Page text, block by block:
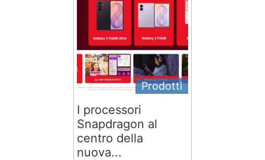
Prodotti
I processori
Snapdragon al
centro della
nuova...